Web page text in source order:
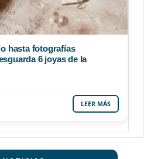
hasta fotografías
6 joyas de la
LEER MÁS